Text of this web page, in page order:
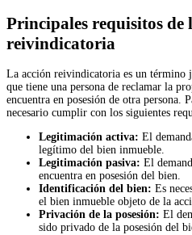
Principales requisitos de
reivindicatoria
La acción reivindicatoria es un término
que tiene una persona de reclamar la
encuentra en posesión de otra persona.
necesario cumplir con los siguientes
Legitimación activa: El
legítimo del bien inmueble.
Legitimación pasiva: El
encuentra en posesión del bien.
Identificación del bien: Es
el bien inmueble objeto de la
Privación de la posesión: El
sido privado de la posesión del